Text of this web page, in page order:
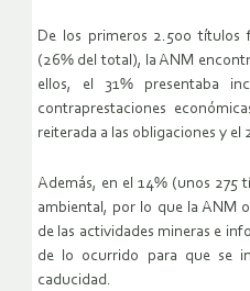
De los primeros 2.500 títulos
(26% del total), la ANM
ellos, el 31% presentaba
contraprestaciones
reiterada a las obligaciones y el
Además, en el 14% (unos 275
ambiental, por lo que la ANM
de las actividades mineras e
de lo ocurrido para que se
caducidad.